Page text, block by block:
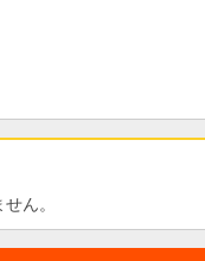
ん。